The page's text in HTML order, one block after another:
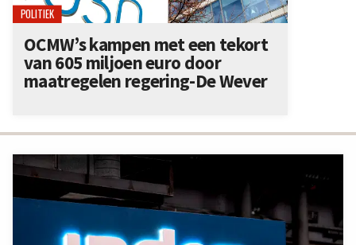
POLITIEK
OCMW’s kampen met een tekort
van 605 miljoen euro door
maatregelen regering-De Wever